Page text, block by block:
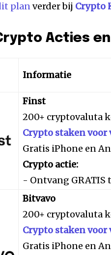
planverder bij Crypto
Acties
Informatie
Finst
200+ cryptovaluta
Crypto staken voor
Gratis iPhone en
Crypto actie:
- Ontvang GRATIS
Bitvavo
200+ cryptovaluta
Crypto staken voor
Gratis iPhone en